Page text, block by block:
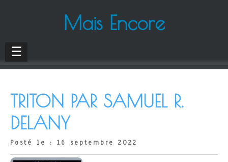
Mais Encore
☰
TRITON PAR SAMUEL R.
DELANY
Posté le : 16 septembre 2022